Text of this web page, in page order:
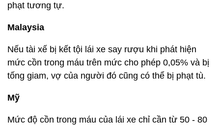
phạt tương tự.
Malaysia
Nếu tài xế bị kết tội lái xe say rượu khi phát hiện
mức cồn trong máu trên mức cho phép 0,05% và bị
tống giam, vợ của người đó cũng có thể bị phạt tù.
Mỹ
Mức độ cồn trong máu của lái xe chỉ cần từ 50 - 80